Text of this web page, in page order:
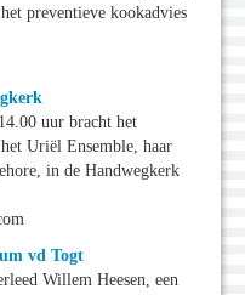
preventieve kookadvies
uur bracht het
Uriël Ensemble, haar
in de Handwegkerk
vd Togt
Willem Heesen, een